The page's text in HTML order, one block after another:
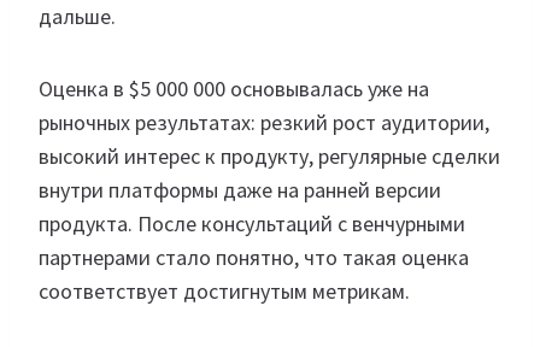
дальше.
Оценка в $5 000 000 основывалась уже на
рыночных результатах: резкий рост аудитории,
высокий интерес к продукту, регулярные сделки
внутри платформы даже на ранней версии
продукта. После консультаций с венчурными
партнерами стало понятно, что такая оценка
соответствует достигнутым метрикам.